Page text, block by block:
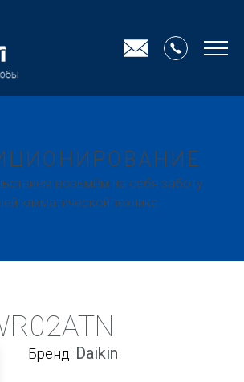
возьмём на себя заботу
климатической технике.
Бренд: Daikin